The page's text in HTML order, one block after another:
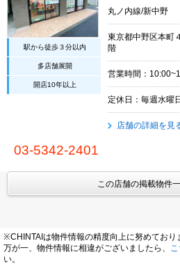
駅から徒歩３分以内
多店舗展開
開店10年以上
丸ノ内線/新中野
東京都中野区本町
階
営業時間：
定休日：毎週水曜日
店舗の詳細を見
03-5342-2401
この店舗の掲載物件
※CHINTAIは物件情報の精度向上に努めており
万が一、物件情報に相違がございましたら、
い。